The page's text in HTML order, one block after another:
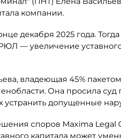
компании.
декабря 2025 года.
— увеличение
владеющая 45%
Она просила суд
устранить допущенные
споров Maxima Legal
капитала может